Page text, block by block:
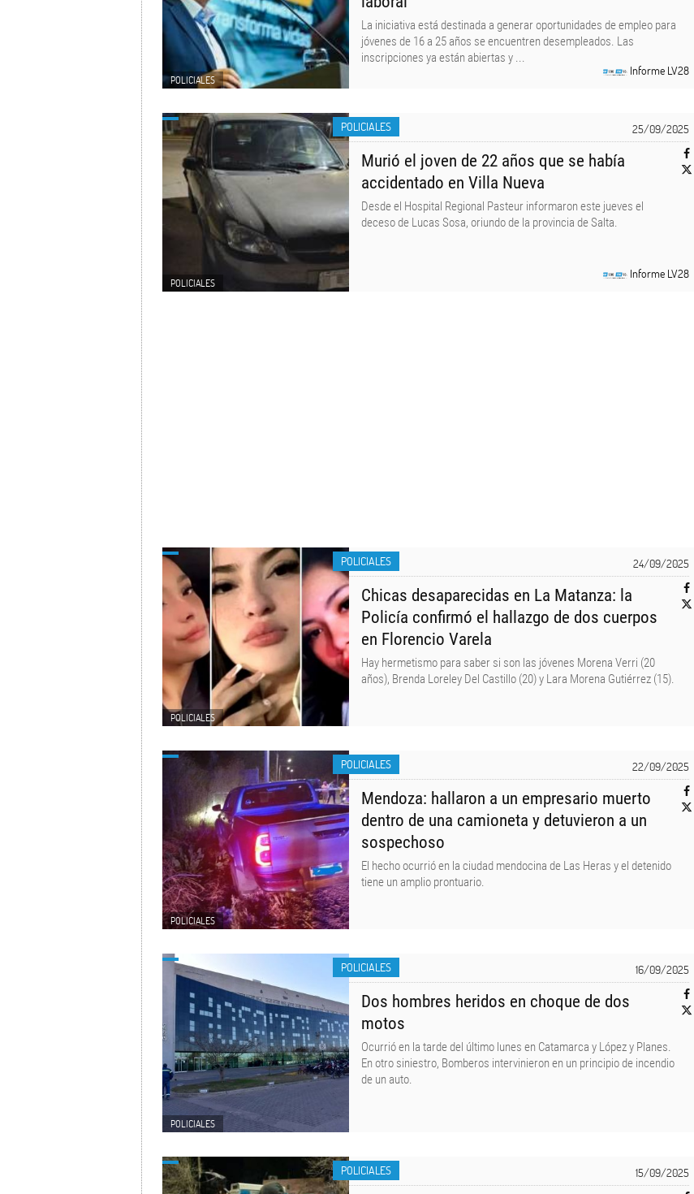
POLICIALES
La iniciativa está destinada a generar oportunidades de empleo para
jóvenes de 16 a 25 años se encuentren desempleados. Las
inscripciones ya están abiertas y ...
Informe LV28
25/09/2025
POLICIALES
POLICIALES
Murió el joven de 22 años que se había
accidentado en Villa Nueva
Desde el Hospital Regional Pasteur informaron este jueves el
deceso de Lucas Sosa, oriundo de la provincia de Salta.
Informe LV28
24/09/2025
POLICIALES
POLICIALES
Chicas desaparecidas en La Matanza: la
Policía confirmó el hallazgo de dos cuerpos
en Florencio Varela
Hay hermetismo para saber si son las jóvenes Morena Verri (20
años), Brenda Loreley Del Castillo (20) y Lara Morena Gutiérrez (15).
22/09/2025
POLICIALES
POLICIALES
Mendoza: hallaron a un empresario muerto
dentro de una camioneta y detuvieron a un
sospechoso
El hecho ocurrió en la ciudad mendocina de Las Heras y el detenido
tiene un amplio prontuario.
16/09/2025
POLICIALES
POLICIALES
Dos hombres heridos en choque de dos
motos
Ocurrió en la tarde del último lunes en Catamarca y López y Planes.
En otro siniestro, Bomberos intervinieron en un principio de incendio
de un auto.
15/09/2025
POLICIALES